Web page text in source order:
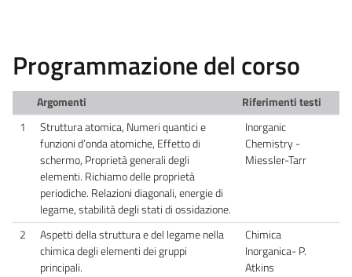
Programmazione del corso
Argomenti
Riferimenti testi
1
Struttura atomica, Numeri quantici e
funzioni d’onda atomiche, Effetto di
schermo, Proprietà generali degli
elementi. Richiamo delle proprietà
periodiche. Relazioni diagonali, energie di
legame, stabilità degli stati di ossidazione.
Inorganic
Chemistry -
Miessler-Tarr
2
Aspetti della struttura e del legame nella
chimica degli elementi dei gruppi
principali.
Chimica
Inorganica- P.
Atkins